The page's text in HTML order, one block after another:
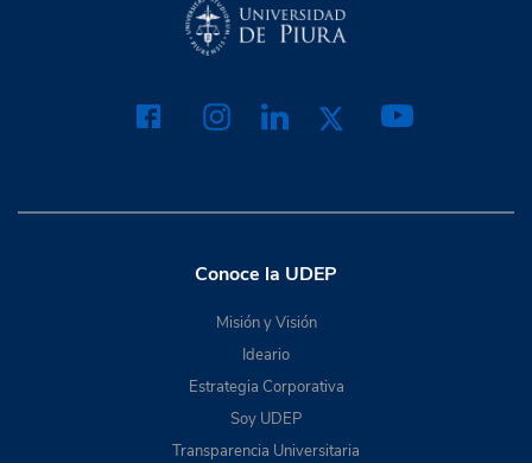
Conoce la UDEP
Misión y Visión
Ideario
Estrategia Corporativa
Soy UDEP
Transparencia Universitaria